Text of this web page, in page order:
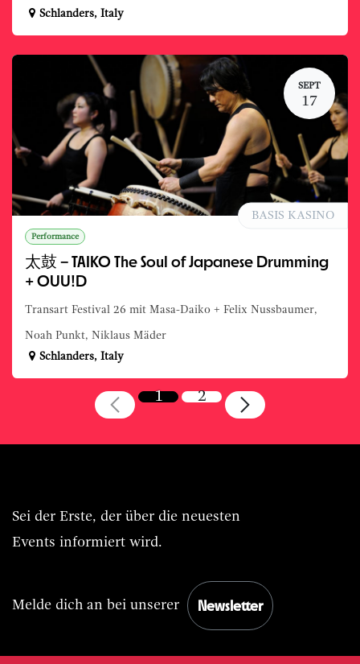
Schlanders, Italy
SEPT
17
Performance
太鼓 – TAIKO The Soul of Japanese Drumming
+ OUU!D
Transart Festival 26 mit Masa-Daiko + Felix Nussbaumer,
Noah Punkt, Niklaus Mäder
BASIS KASINO
Schlanders, Italy
1 2
Sei der Erste, der über die neuesten
Events informiert wird.
Melde dich an bei unserer Newsletter